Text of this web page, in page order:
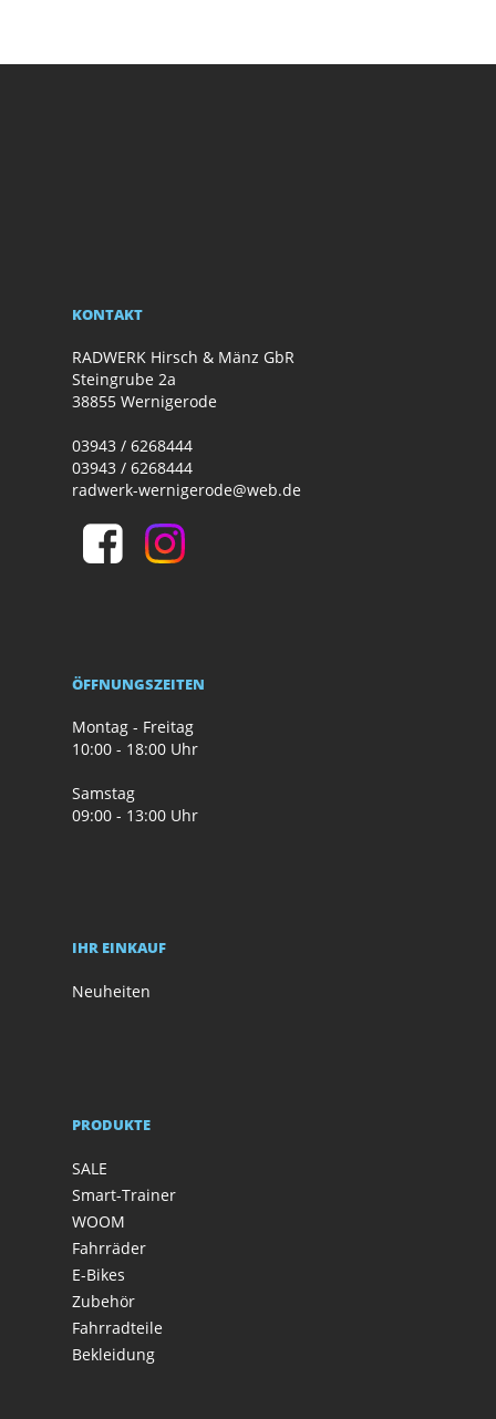
KONTAKT
RADWERK Hirsch & Mänz GbR
Steingrube 2a
38855 Wernigerode
03943 / 6268444
03943 / 6268444
radwerk-wernigerode@web.de
ÖFFNUNGSZEITEN
Montag - Freitag
10:00 - 18:00 Uhr
Samstag
09:00 - 13:00 Uhr
IHR EINKAUF
Neuheiten
PRODUKTE
SALE
Smart-Trainer
WOOM
Fahrräder
E-Bikes
Zubehör
Fahrradteile
Bekleidung